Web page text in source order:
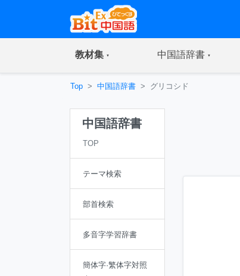
教材集(current) 中国語辞書(current)
Top 中国語辞書 グリコシド
中国語辞書
TOP
テーマ検索
部首検索
多音字学習辞書
簡体字·繁体字対照